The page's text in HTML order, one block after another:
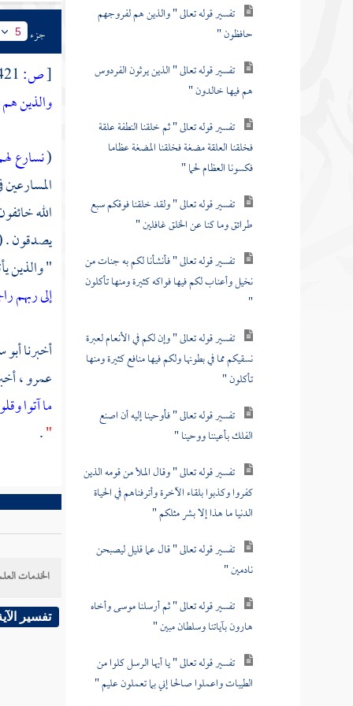
تفسير قوله تعالى " والذين هم لفروجهم
حافظون "
تفسير قوله تعالى " الذين يرثون الفردوس
هم فيها خالدون "
تفسير قوله تعالى " ثم خلقنا النطفة علقة
فخلقنا العلقة مضغة فخلقنا المضغة عظاما
فكسونا العظام لحما "
تفسير قوله تعالى " ولقد خلقنا فوقكم سبع
طرائق وما كنا عن الخلق غافلين "
تفسير قوله تعالى " فأنشأنا لكم به جنات من
نخيل وأعناب لكم فيها فواكه كثيرة ومنها تأكلون
"
تفسير قوله تعالى " وإن لكم في الأنعام لعبرة
نسقيكم مما في بطونها ولكم فيها منافع كثيرة ومنها
تأكلون "
تفسير قوله تعالى " فأوحينا إليه أن اصنع
الفلك بأعيننا ووحينا "
تفسير قوله تعالى " وقال الملأ من قومه الذين
كفروا وكذبوا بلقاء الآخرة وأترفناهم في الحياة
الدنيا ما هذا إلا بشر مثلكم "
تفسير قوله تعالى " قال عما قليل ليصبحن
نادمين "
تفسير قوله تعالى " ثم أرسلنا موسى وأخاه
هارون بآياتنا وسلطان مبين "
تفسير قوله تعالى " يا أيها الرسل كلوا من
الطيبات واعملوا صالحا إني بما تعملون عليم "
جزء 5
[ص:
والذين
(نسارع
الله
يصدقون
" والذين
إلى ربهم
أخبرنا
عمرو،
ما آتوا
"
.
الخدمات
تفسير